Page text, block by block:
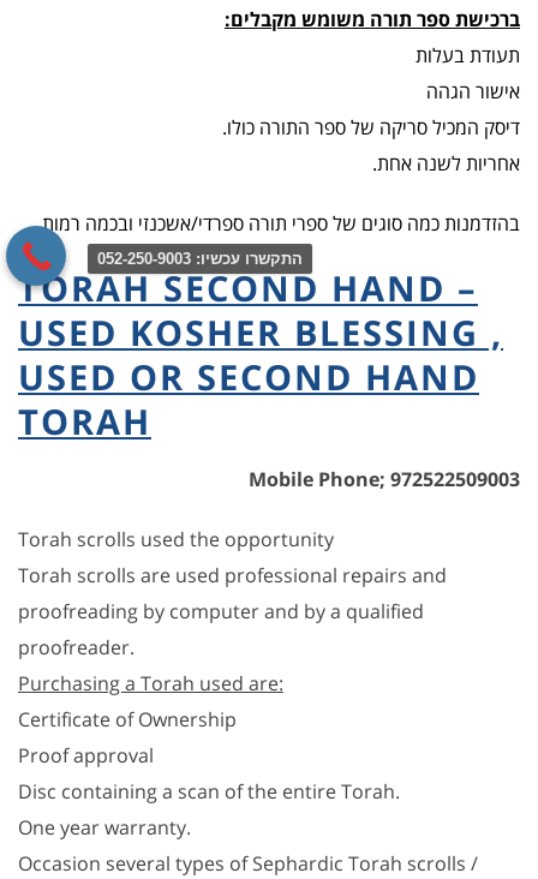
ברכישת ספר תורה משומש מקבלים:
תעודת בעלות
אישור הגהה
דיסק המכיל סריקה של ספר התורה כולו.
אחריות לשנה אחת.
בהזדמנות כמה סוגים של ספרי תורה ספרדי/אשכנזי ובכמה רמות.
TORAH SECOND HAND –
USED KOSHER BLESSING ,
USED OR SECOND HAND
TORAH
972522509003 ;Mobile Phone
Torah scrolls used the opportunity
Torah scrolls are used professional repairs and
proofreading by computer and by a qualified
proofreader.
Purchasing a Torah used are:
Certificate of Ownership
Proof approval
Disc containing a scan of the entire Torah.
One year warranty.
Occasion several types of Sephardic Torah scrolls /
התקשרו עכשיו: 052-250-9003